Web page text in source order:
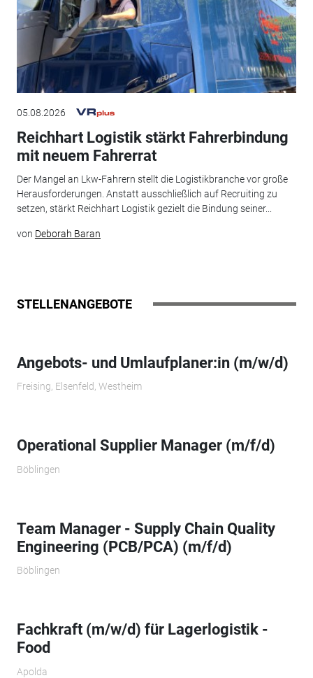
05.08.2026
Reichhart Logistik stärkt Fahrerbindung
mit neuem Fahrerrat
Der Mangel an Lkw-Fahrern stellt die Logistikbranche vor große
Herausforderungen. Anstatt ausschließlich auf Recruiting zu
setzen, stärkt Reichhart Logistik gezielt die Bindung seiner...
von Deborah Baran
STELLENANGEBOTE
Angebots- und Umlaufplaner:in (m/w/d)
Freising, Elsenfeld, Westheim
Operational Supplier Manager (m/f/d)
Böblingen
Team Manager - Supply Chain Quality
Engineering (PCB/PCA) (m/f/d)
Böblingen
Fachkraft (m/w/d) für Lagerlogistik -
Food
Apolda